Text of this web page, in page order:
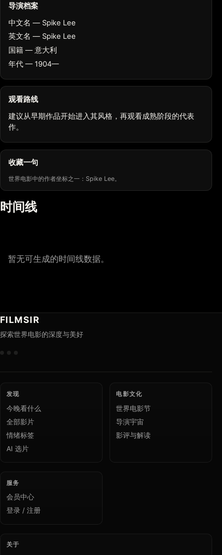
导演档案
中文名 — Spike Lee
英文名 — Spike Lee
国籍 — 意大利
年代 — 1904—
观看路线
建议从早期作品开始进入其风格，再观看成熟阶段的代表
作。
收藏一句
世界电影中的作者坐标之一：Spike Lee。
时间线
暂无可生成的时间线数据。
FILMSIR
探索世界电影的深度与美好
发现
今晚看什么
全部影片
情绪标签
AI 选片
电影文化
世界电影节
导演宇宙
影评与解读
服务
会员中心
登录 / 注册
关于